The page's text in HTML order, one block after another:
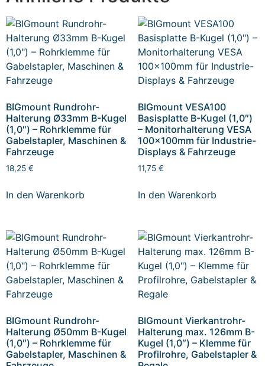
BIGmount Rundrohr-
Halterung Ø33mm B-Kugel
(1,0″) – Rohrklemme für
Gabelstapler, Maschinen &
Fahrzeuge
18,25 €
In den Warenkorb
BIGmount VESA100
Basisplatte B-Kugel (1,0″)
– Monitorhalterung VESA
100x100mm für Industrie-
Displays & Fahrzeuge
11,75 €
In den Warenkorb
BIGmount Rundrohr-
Halterung Ø50mm B-Kugel
(1,0″) – Rohrklemme für
Gabelstapler, Maschinen &
BIGmount Vierkantrohr-
Halterung max. 126mm B-
Kugel (1,0″) – Klemme für
Profilrohre, Gabelstapler &